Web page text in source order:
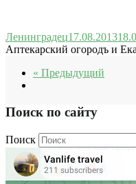
Ленинградец17.08.2013
Аптекарский огородъ и
« Предыдущий
Поиск по сайту
Поиск